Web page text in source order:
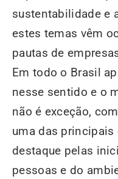
sustentabilidade e
estes temas vêm
pautas de
Em todo o Brasil
nesse sentido e o
não é exceção,
uma das principais
destaque pelas
pessoas e do